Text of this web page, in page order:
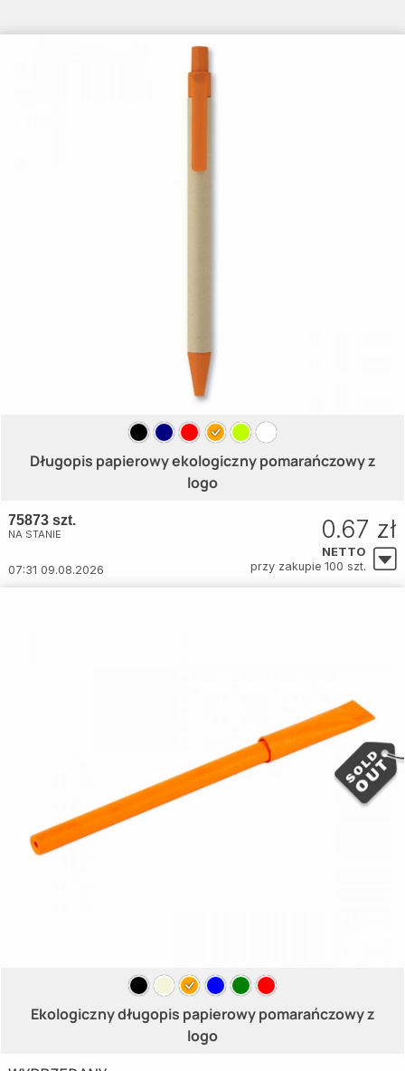
Długopis papierowy ekologiczny pomarańczowy z
logo
75873 szt.
NA STANIE
07:31 09.08.2026
0.67 zł
NETTO
przy zakupie 100 szt.
Ekologiczny długopis papierowy pomarańczowy z
logo